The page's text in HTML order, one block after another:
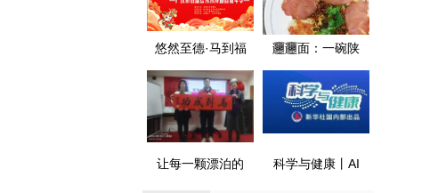
悠然至德·马到福
来 广汉首届欢乐
水岸新春嘉年华
盛大启幕
𰻞𰻞面：一碗陕
味面 融了川陕情
暖了天府胃
让每一颗漂泊的
科学与健康丨AI